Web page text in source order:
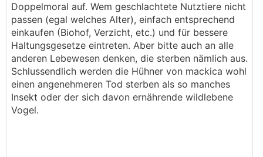
Doppelmoral auf. Wem geschlachtete Nutztiere nicht
passen (egal welches Alter), einfach entsprechend
einkaufen (Biohof, Verzicht, etc.) und für bessere
Haltungsgesetze eintreten. Aber bitte auch an alle
anderen Lebewesen denken, die sterben nämlich aus.
Schlussendlich werden die Hühner von mackica wohl
einen angenehmeren Tod sterben als so manches
Insekt oder der sich davon ernährende wildlebene
Vogel.